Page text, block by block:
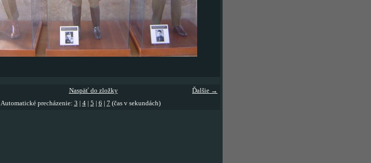
Ďalšie →
Naspäť do zložky
Automatické precházenie: 3 4| 5 6 7 (čas v sekundách)